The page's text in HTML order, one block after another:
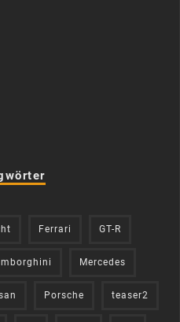
Ferrari GT-R
Mercedes
Porsche teaser2